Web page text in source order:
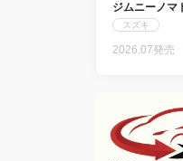
ジムニーノマ
スズキ
2026.07発売